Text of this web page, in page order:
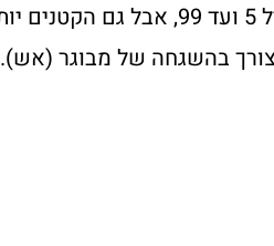
בהשגחה של מבוגר (אש).